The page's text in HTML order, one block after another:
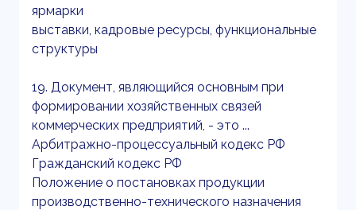
ярмарки
выставки, кадровые ресурсы, функциональные
структуры
19. Документ, являющийся основным при
формировании хозяйственных связей
коммерческих предприятий, - это ...
Арбитражно-процессуальный кодекс РФ
Гражданский кодекс РФ
Положение о постановках продукции
производственно-технического назначения